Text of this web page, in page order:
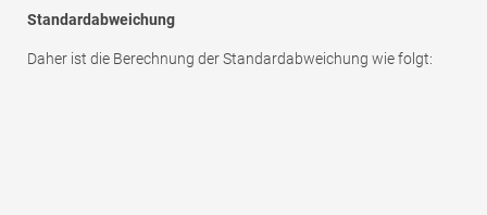
Standardabweichung
Daher ist die Berechnung der Standardabweichung wie folgt: